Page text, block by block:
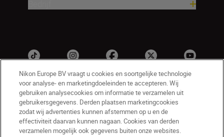
Nikon Europe BV vraagt u cookies en soortgelijke technologie
voor analyse- en marketingdoeleinden te accepteren. Wij
gebruiken analysecookies om informatie te verzamelen uit
gebruikersgegevens. Derden plaatsen marketingcookies
zodat wij advertenties kunnen afstemmen op u en de
effectiviteit daarvan kunnen nagaan. Cookies van derden
verzamelen mogelijk ook gegevens buiten onze websites.